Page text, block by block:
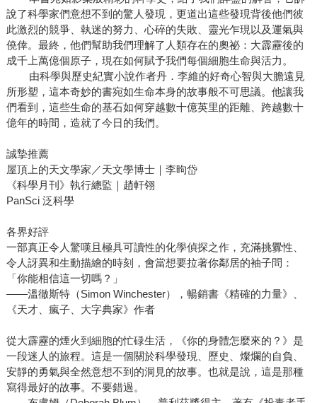
說了科學家們意想不到的驚人發現，更道出這些發現背後他們彼
此激烈的競爭、執迷的努力、心碎的失敗、靈光乍現以及運氣與
僥倖。最終，他們幫助我們理解了人類存在的奧祕：大霹靂後的
成千上萬億個原子，現在如何賦予我們每個細胞生命與活力。
由科學與歷史紀實小說作者丹．李維的好奇心智與大膽遠見
所形塑，這本奇妙的書宛如生命本身的故事般不可思議。他讓我
們看到，這些生命的基石如何穿越數十億英里的距離、跨越數十
億年的時間，造就了今日的我們。
誠摯推薦
屋頂上的天文學家／天文學博士｜李昫岱
《科學月刊》執行總監｜趙軒翎
PanSci 泛科學
各界好評
一部真正令人驚嘆且極具可讀性的化學偵探之作，充滿挑釁性、
令人訝異和生動描繪的時刻，會當想要拉著你鄰居的袖子問：
「你能相信這一切嗎？」
——溫徹斯特（Simon Winchester），暢銷書《精確的力量》、
《天才、瘋子、大字典家》作者
從大霹靂的煙火到細胞的忙碌生活，《你的身體怎麼來的？》是
一段迷人的旅程。這是一個關於科學發現、歷史、燦爛的自負、
安靜的勇氣與全然意想不到的洞見的故事。也就是說，這是那種
寫得最好的故事。不要錯過。